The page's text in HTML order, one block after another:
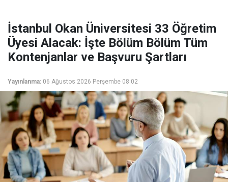
İstanbul Okan Üniversitesi 33 Öğretim
Üyesi Alacak: İşte Bölüm Bölüm Tüm
Kontenjanlar ve Başvuru Şartları
Yayınlanma: 06 Ağustos 2026 Perşembe 08:02